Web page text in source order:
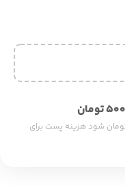
صورت حساب شما بالای ۵۰۰ هزار تومان شود هزینه پست برای